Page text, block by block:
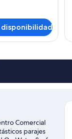
Comercial
parajes